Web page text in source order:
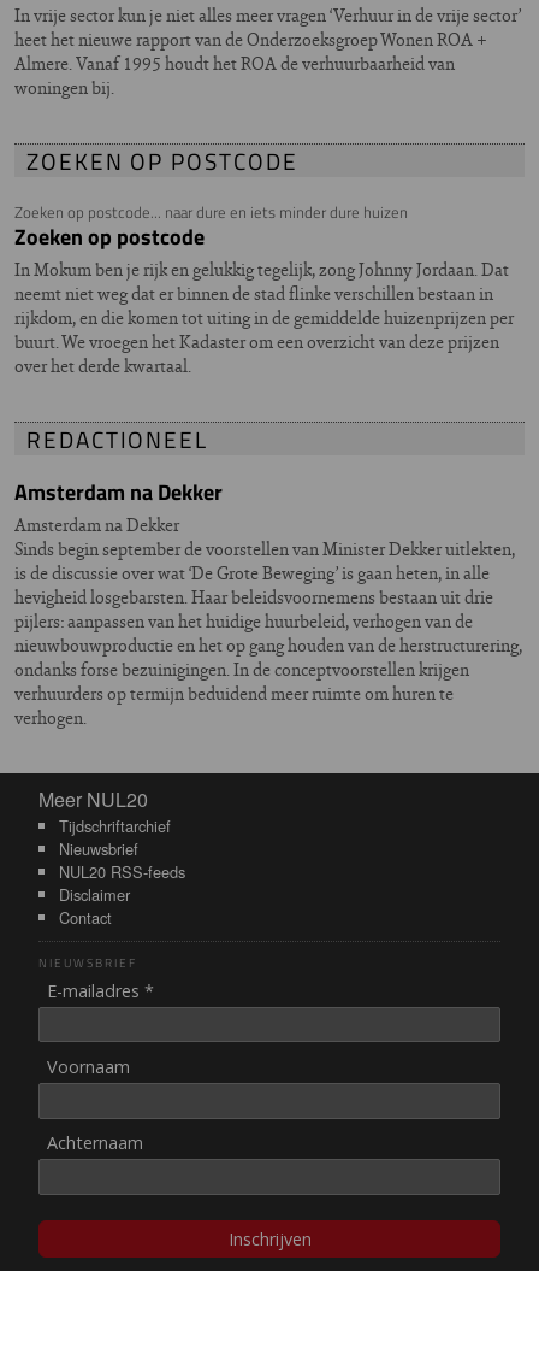
In vrije sector kun je niet alles meer vragen ‘Verhuur in de vrije sector’
heet het nieuwe rapport van de Onderzoeksgroep Wonen ROA +
Almere. Vanaf 1995 houdt het ROA de verhuurbaarheid van
woningen bij.
ZOEKEN OP POSTCODE
Zoeken op postcode... naar dure en iets minder dure huizen
Zoeken op postcode
In Mokum ben je rijk en gelukkig tegelijk, zong Johnny Jordaan. Dat
neemt niet weg dat er binnen de stad flinke verschillen bestaan in
rijkdom, en die komen tot uiting in de gemiddelde huizenprijzen per
buurt. We vroegen het Kadaster om een overzicht van deze prijzen
over het derde kwartaal.
REDACTIONEEL
Amsterdam na Dekker
Amsterdam na Dekker
Sinds begin september de voorstellen van Minister Dekker uitlekten,
is de discussie over wat ‘De Grote Beweging’ is gaan heten, in alle
hevigheid losgebarsten. Haar beleidsvoornemens bestaan uit drie
pijlers: aanpassen van het huidige huurbeleid, verhogen van de
nieuwbouwproductie en het op gang houden van de herstructurering,
ondanks forse bezuinigingen. In de conceptvoorstellen krijgen
verhuurders op termijn beduidend meer ruimte om huren te
verhogen.
Meer NUL20
Meer NUL20
Tijdschriftarchief
Nieuwsbrief
NUL20 RSS-feeds
Disclaimer
Contact
NIEUWSBRIEF
E-mailadres *
Voornaam
Achternaam
Inschrijven